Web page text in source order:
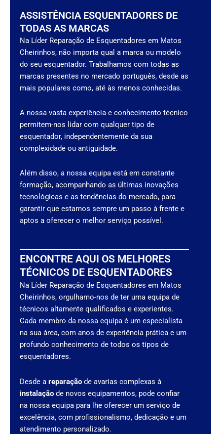
ASSISTÊNCIA ESQUENTADORES DE
TODAS AS MARCAS
Na Líder Reparação de Esquentadores em Matos
Cheirinhos, não importa qual a marca ou modelo
do seu esquentador. Trabalhamos com todas as
marcas presentes no mercado português, desde as
mais populares como, até às menos conhecidas.
A nossa vasta experiência e conhecimento técnico
permitem-nos lidar com qualquer tipo de
esquentador, independentemente da sua
complexidade ou antiguidade.
Além disso, a nossa equipa está em constante
formação, acompanhando as últimas inovações
tecnológicas e as tendências do mercado, para
garantir que estamos sempre um passo à frente e
aptos a oferecer o melhor serviço possível.
ENCONTRE AQUI OS MELHORES
TÉCNICOS DE ESQUENTADORES
Na Líder Reparação de Esquentadores em Matos
Cheirinhos, orgulhamo-nos de ter uma equipa de
técnicos altamente qualificados e experientes.
Cada membro da nossa equipa é um especialista
na sua área, com anos de experiência prática e um
profundo conhecimento de todos os tipos de
esquentadores.
Desde a reparação de avarias complexas à
instalação de novos equipamentos, pode confiar
na nossa equipa para lhe oferecer um serviço de
excelência, com profissionalismo, dedicação e um
atendimento personalizado.